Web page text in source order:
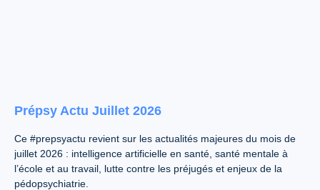
Prépsy Actu Juillet 2026
Ce #prepsyactu revient sur les actualités majeures du mois de
juillet 2026 : intelligence artificielle en santé, santé mentale à
l’école et au travail, lutte contre les préjugés et enjeux de la
pédopsychiatrie.